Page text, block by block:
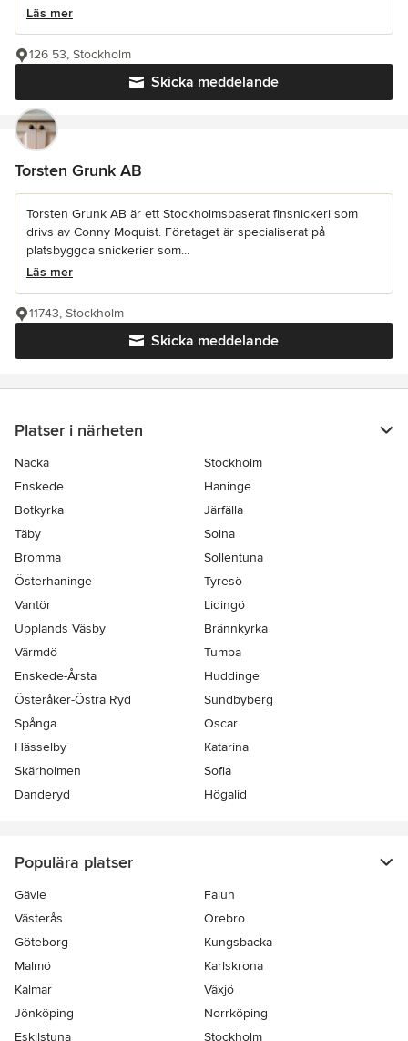
Läs mer
Skicka meddelande
126 53, Stockholm
Torsten Grunk AB
Torsten Grunk AB är ett Stockholmsbaserat finsnickeri som
drivs av Conny Moquist. Företaget är specialiserat på
platsbyggda snickerier som...
Läs mer
Skicka meddelande
11743, Stockholm
Platser i närheten
Nacka
Stockholm
Enskede
Haninge
Botkyrka
Järfälla
Täby
Solna
Bromma
Sollentuna
Österhaninge
Tyresö
Vantör
Lidingö
Upplands Väsby
Brännkyrka
Värmdö
Tumba
Enskede-Årsta
Huddinge
Österåker-Östra Ryd
Sundbyberg
Spånga
Oscar
Hässelby
Katarina
Skärholmen
Sofia
Danderyd
Högalid
Populära platser
Gävle
Falun
Västerås
Örebro
Göteborg
Kungsbacka
Malmö
Karlskrona
Kalmar
Växjö
Jönköping
Norrköping
Eskilstuna
Stockholm